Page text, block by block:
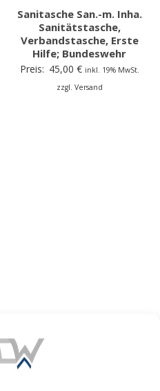
Sanitasche San.-m. Inha.
Sanitätstasche,
Verbandstasche, Erste
Hilfe; Bundeswehr
Preis: 45,00 € inkl. 19% MwSt.
zzgl. Versand